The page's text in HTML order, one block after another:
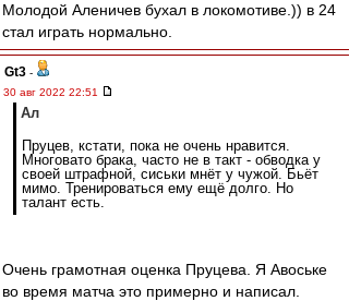
Молодой Аленичев бухал в локомотиве.)) в 24
стал играть нормально.
Gt3 -
30 авг 2022 22:51
Ал
Пруцев, кстати, пока не очень нравится.
Многовато брака, часто не в такт - обводка у
своей штрафной, сиськи мнёт у чужой. Бьёт
мимо. Тренироваться ему ещё долго. Но
талант есть.
Очень грамотная оценка Пруцева. Я Авоське
во время матча это примерно и написал.